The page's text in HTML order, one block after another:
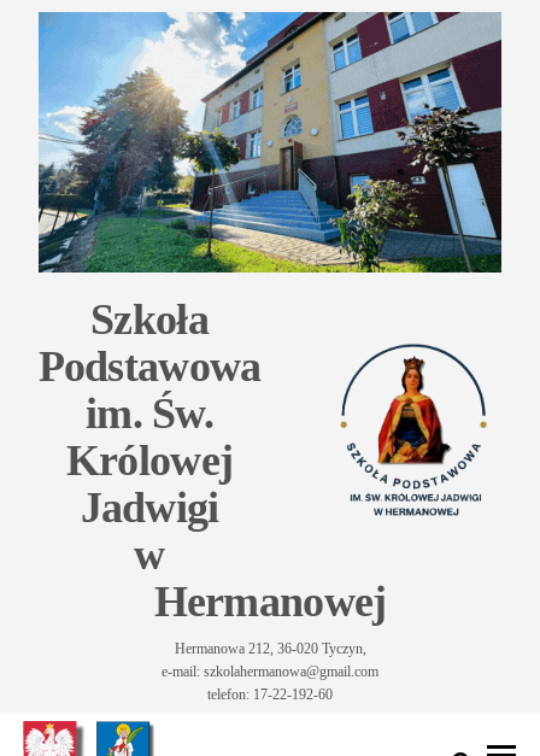
Przejdź
Szkoła
Podstawowa
im. Św.
Królowej
Jadwigi
w
Hermanowej
Hermanowa 212, 36-020 Tyczyn,
e-mail: szkolahermanowa@gmail.com
telefon: 17-22-192-60